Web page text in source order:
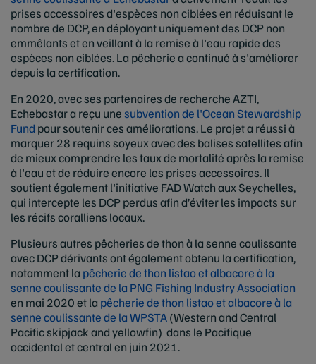
prises accessoires d'espèces non ciblées en réduisant le
nombre de DCP, en déployant uniquement des DCP non
emmêlants et en veillant à la remise à l'eau rapide des
espèces non ciblées. La pêcherie a continué à s'améliorer
depuis la certification.
En 2020, avec ses partenaires de recherche AZTI,
Echebastar a reçu unesubvention de l'Ocean Stewardship
Fund pour soutenir ces améliorations. Le projet a réussi à
marquer 28 requins soyeux avec des balises satellites afin
de mieux comprendre les taux de mortalité après la remise
à l'eau et de réduire encore les prises accessoires. Il
soutient également l'initiative FAD Watch aux Seychelles,
qui intercepte les DCP perdus afin d’éviter les impacts sur
les récifs coralliens locaux.
Plusieurs autres pêcheries de thon à la senne coulissante
avec DCP dérivants ont également obtenu la certification,
notamment la pêcherie de thon listao et albacore à la
senne coulissante de la PNG Fishing Industry Association
en mai 2020 et la pêcherie de thon listao et albacore à la
senne coulissante de la WPSTA(Western and Central
Pacific skipjack and yellowfin) dans le Pacifique
occidental et central en juin 2021.